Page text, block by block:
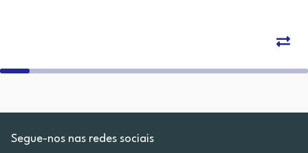
Segue-nos nas redes sociais